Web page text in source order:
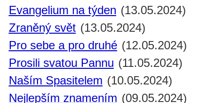
Evangelium na týden (13.05.2024)
Zraněný svět (13.05.2024)
Pro sebe a pro druhé (12.05.2024)
Prosili svatou Pannu (11.05.2024)
Naším Spasitelem (10.05.2024)
Nejlepším znamením (09.05.2024)